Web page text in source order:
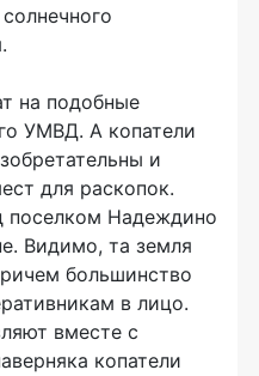
на подобные
УМВД. А копатели
и
для раскопок.
поселком Надеждино
Видимо, та земля
большинство
в лицо.
вместе с
копатели